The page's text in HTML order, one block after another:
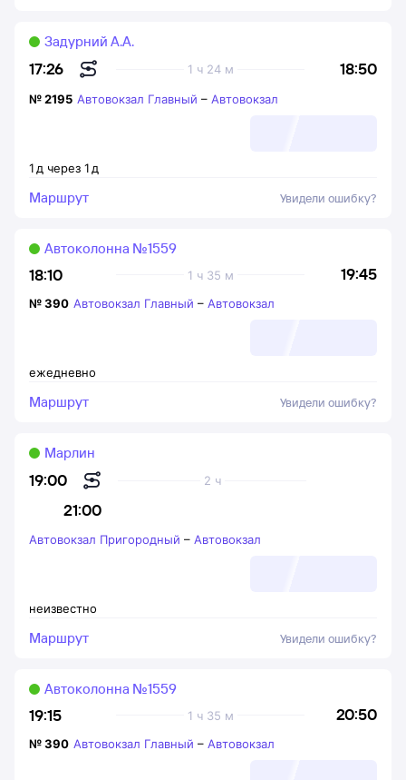
17:26 18:50
1 ч 24 м
Задурний А.А.
1 д через 1 д
№2195 Автовокзал Главный – Автовокзал
Маршрут Увидели ошибку?
18:10 19:45
1 ч 35 м
Автоколонна №1559
ежедневно
№390 Автовокзал Главный – Автовокзал
Маршрут Увидели ошибку?
19:00
21:00
2 ч
Марлин
неизвестно
Автовокзал Пригородный – Автовокзал
Маршрут Увидели ошибку?
19:15 20:50
1 ч 35 м
Автоколонна №1559
№390 Автовокзал Главный – Автовокзал